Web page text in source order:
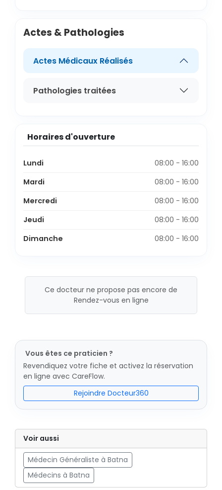
Actes & Pathologies
Actes Médicaux Réalisés
Pathologies traitées
Horaires d'ouverture
Lundi
08:00 - 16:00
Mardi
08:00 - 16:00
Mercredi
08:00 - 16:00
Jeudi
08:00 - 16:00
Dimanche
08:00 - 16:00
Ce docteur ne propose pas encore de
Rendez-vous en ligne
Vous êtes ce praticien ?
Revendiquez votre fiche et activez la réservation
en ligne avec CareFlow.
Rejoindre Docteur360
Voir aussi
Médecin Généraliste à Batna
Médecins à Batna